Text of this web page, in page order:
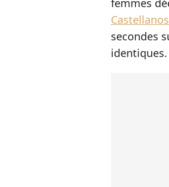
femmes
secondes